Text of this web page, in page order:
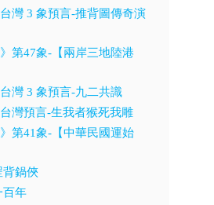
灣 3 象預言-推背圖傳奇演
》第47象-【兩岸三地陸港
灣 3 象預言-九二共識
灣預言-生我者猴死我雕
》第41象-【中華民國運始
背鍋俠
百年